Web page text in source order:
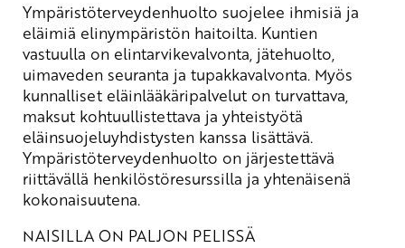
Ympäristöterveydenhuolto suojelee ihmisiä ja
eläimiä elinympäristön haitoilta. Kuntien
vastuulla on elintarvikevalvonta, jätehuolto,
uimaveden seuranta ja tupakkavalvonta. Myös
kunnalliset eläinlääkäripalvelut on turvattava,
maksut kohtuullistettava ja yhteistyötä
eläinsuojeluyhdistysten kanssa lisättävä.
Ympäristöterveydenhuolto on järjestettävä
riittävällä henkilöstöresurssilla ja yhtenäisenä
kokonaisuutena.
NAISILLA ON PALJON PELISSÄ